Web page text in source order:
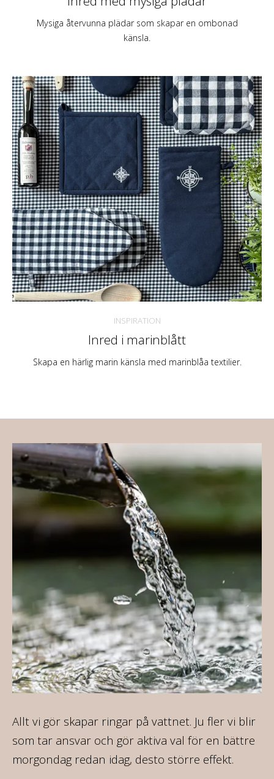
Mysiga återvunna plädar som skapar en ombonad
känsla.
INSPIRATION
Inred i marinblått
Skapa en härlig marin känsla med marinblåa textilier.
Allt vi gör skapar ringar på vattnet. Ju fler vi blir
som tar ansvar och gör aktiva val för en bättre
morgondag redan idag, desto större effekt.